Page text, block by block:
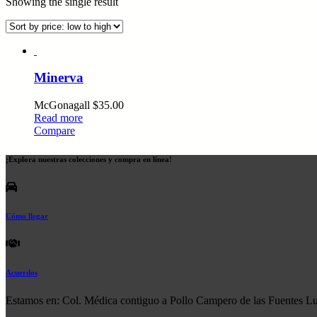
Minerva
McGonagall $35.00
Read more
Compare
¡Explora nuestras colecciones y compra en línea!
Cómo llegar
Acuerdos
Estamos en: Col. Médica contiguo a Pollo Campero de las Fuentes